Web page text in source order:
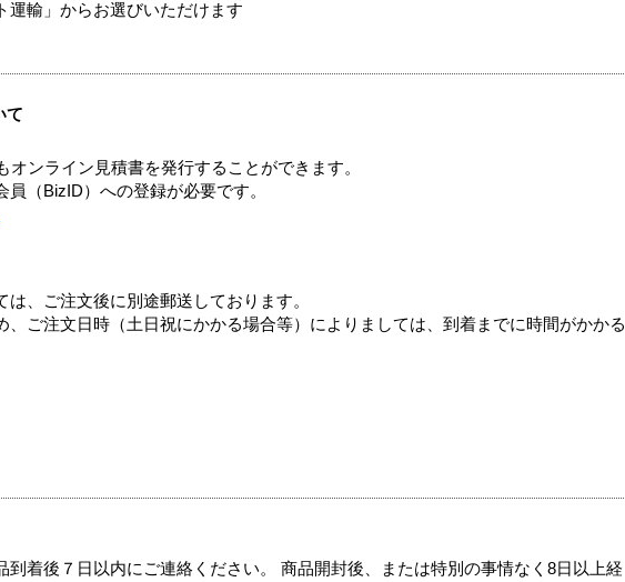
輸」からお選びいただけます
て
ンライン見積書を発行することができます。
（BizID）への登録が必要です。
、ご注文後に別途郵送しております。
ご注文日時（土日祝にかかる場合等）によりましては、到着までに時間がかかる
着後７日以内にご連絡ください。 商品開封後、または特別の事情なく8日以上経